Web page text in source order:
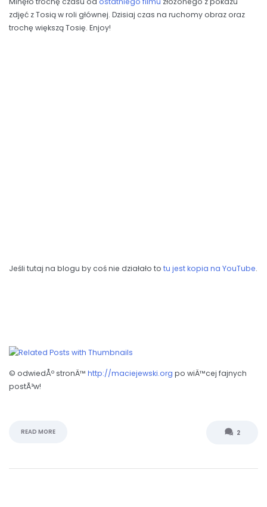
zdjęć z Tosią w roli głównej. Dzisiaj czas na ruchomy obraz oraz
trochę większą Tosię. Enjoy!
Jeśli tutaj na blogu by coś nie działało to tu jest kopia na YouTube.
© odwiedÅº stronÄ™ http://maciejewski.org po wiÄ™cej fajnych
postÃ³w!
READ MORE 2